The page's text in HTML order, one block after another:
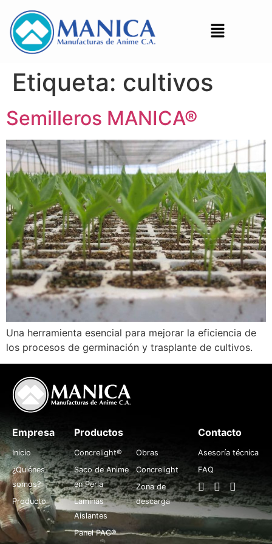
Etiqueta: cultivos
Semilleros MANICA®
Una herramienta esencial para mejorar la eficiencia de
los procesos de germinación y trasplante de cultivos.
Empresa
Inicio
¿Quiénes
somos?
Producto
Productos
Concrelight®
Saco de Anime
en Perla
Laminas
Aislantes
Panel PAC®
Obras
Concrelight
Zona de
descarga
Contacto
Asesoría técnica
FAQ